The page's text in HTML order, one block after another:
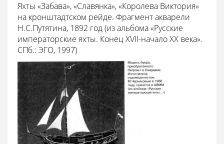
Яхты «Забава», «Славянка», «Королева Виктория»
на кронштадтском рейде. Фрагмент акварели
Н.С.Путятина, 1892 год (из альбома «Русские
императорские яхты. Конец XVII-начало XX века».
СПб.: ЭГО, 1997)